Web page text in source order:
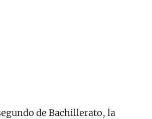
de Bachillerato, la